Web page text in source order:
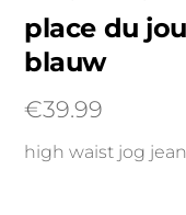
place du
blauw
€39.99
high waist jog